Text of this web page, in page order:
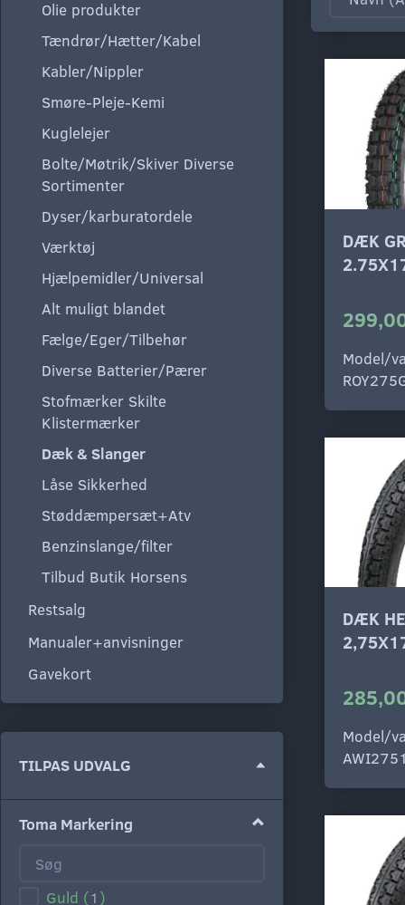
Olie produkter
Tændrør/Hætter/Kabel
Kabler/Nippler
Smøre-Pleje-Kemi
Kuglelejer
Bolte/Møtrik/Skiver Diverse
Sortimenter
Dyser/karburatordele
Værktøj
Hjælpemidler/Universal
Alt muligt blandet
Fælge/Eger/Tilbehør
Diverse Batterier/Pærer
Stofmærker Skilte
Klistermærker
Dæk & Slanger
Låse Sikkerhed
Støddæmpersæt+Atv
Benzinslange/filter
Tilbud Butik Horsens
Restsalg
Manualer+anvisninger
Gavekort
TILPAS UDVALG
Toma Markering
Guld (1 )
DÆK
Model/
DÆK
Model/